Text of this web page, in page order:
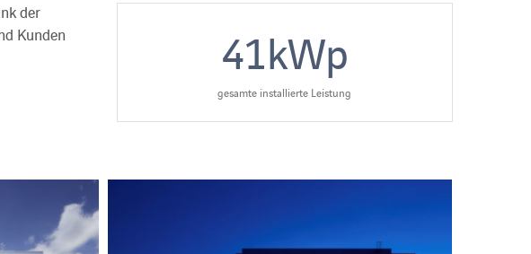
der
Kunden
41kWp
gesamte installierte Leistung